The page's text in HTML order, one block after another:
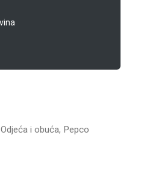
Odjeća i obuća, Pepco